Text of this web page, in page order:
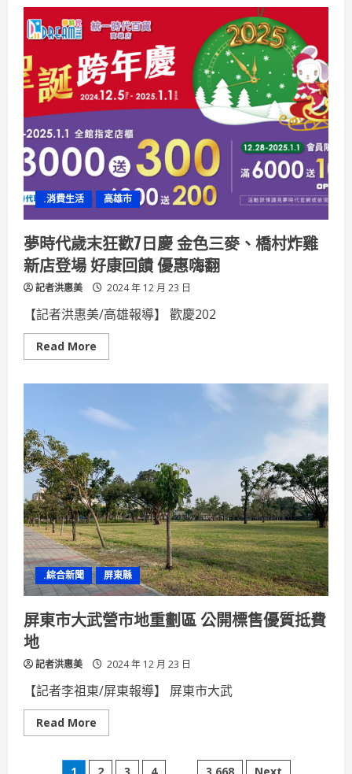
光
影
2025
義
大
跨
年
交
指
南
自
駕
留
意
交
管
18:00
啟
動
免
費
接
駁
車
.消費生活 高雄市
夢時代歲末狂歡7日慶 金色三麥、橋村炸雞
新店登場 好康回饋 優惠嗨翻
記者洪惠美 2024 年 12 月 23 日
【記者洪惠美/高雄報導】 歡慶202
Read More
more
歲
末
7
日
慶
金
色
三
麥、
橋
村
炸
雞
新
店
登
場
好
康
優
嗨
翻
.綜合新聞 屏東縣
屏東市大武營市地重劃區 公開標售優質抵費
地
記者洪惠美 2024 年 12 月 23 日
【記者李祖東/屏東報導】 屏東市大武
Read More
more
東